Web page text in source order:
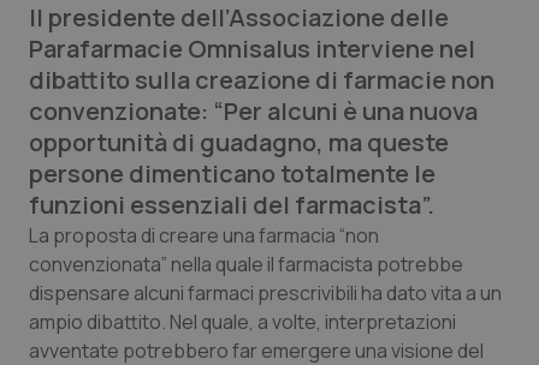
Edizioni Regionali
QS Pro
Professionisti Sanitari.AI
Abruzzo
Basilicata
Calabria
QS Pro Gold
Artrite & artrosi
Asma & BPCO
QS Club Newsletter
Il presidente dell’Associazione delle
Parafarmacie Omnisalus interviene nel
dibattito sulla creazione di farmacie non
convenzionate: “Per alcuni è una nuova
opportunità di guadagno, ma queste
persone dimenticano totalmente le
funzioni essenziali del farmacista”.
La proposta di creare una farmacia “non
convenzionata” nella quale il farmacista potrebbe
dispensare alcuni farmaci prescrivibili ha dato vita a un
ampio dibattito. Nel quale, a volte, interpretazioni
avventate potrebbero far emergere una visione del